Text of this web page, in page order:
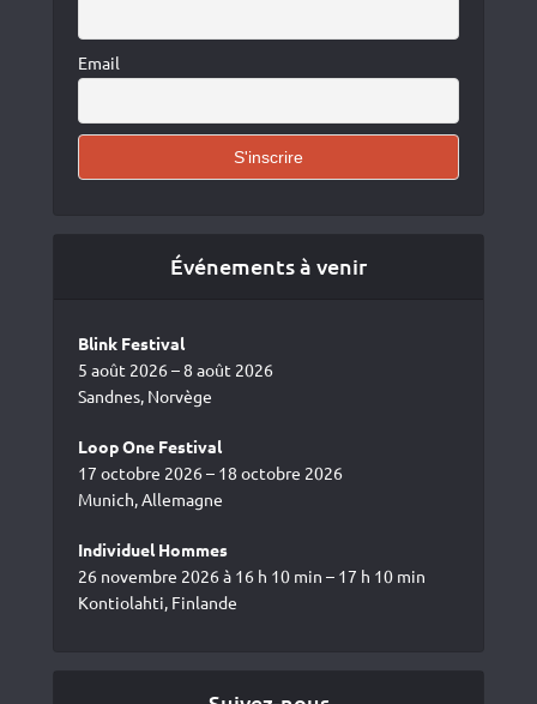
Email
Événements à venir
Blink Festival
5 août 2026 – 8 août 2026
Sandnes, Norvège
Loop One Festival
17 octobre 2026 – 18 octobre 2026
Munich, Allemagne
Individuel Hommes
26 novembre 2026 à 16 h 10 min – 17 h 10 min
Kontiolahti, Finlande